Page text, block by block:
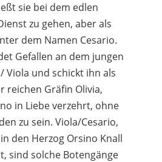
sie bei dem edlen
zu gehen, aber als
dem Namen Cesario.
Gefallen an dem jungen
Viola und schickt ihn als
reichen Gräfin Olivia,
in Liebe verzehrt, ohne
zu sein. Viola/Cesario,
den Herzog Orsino Knall
sind solche Botengänge